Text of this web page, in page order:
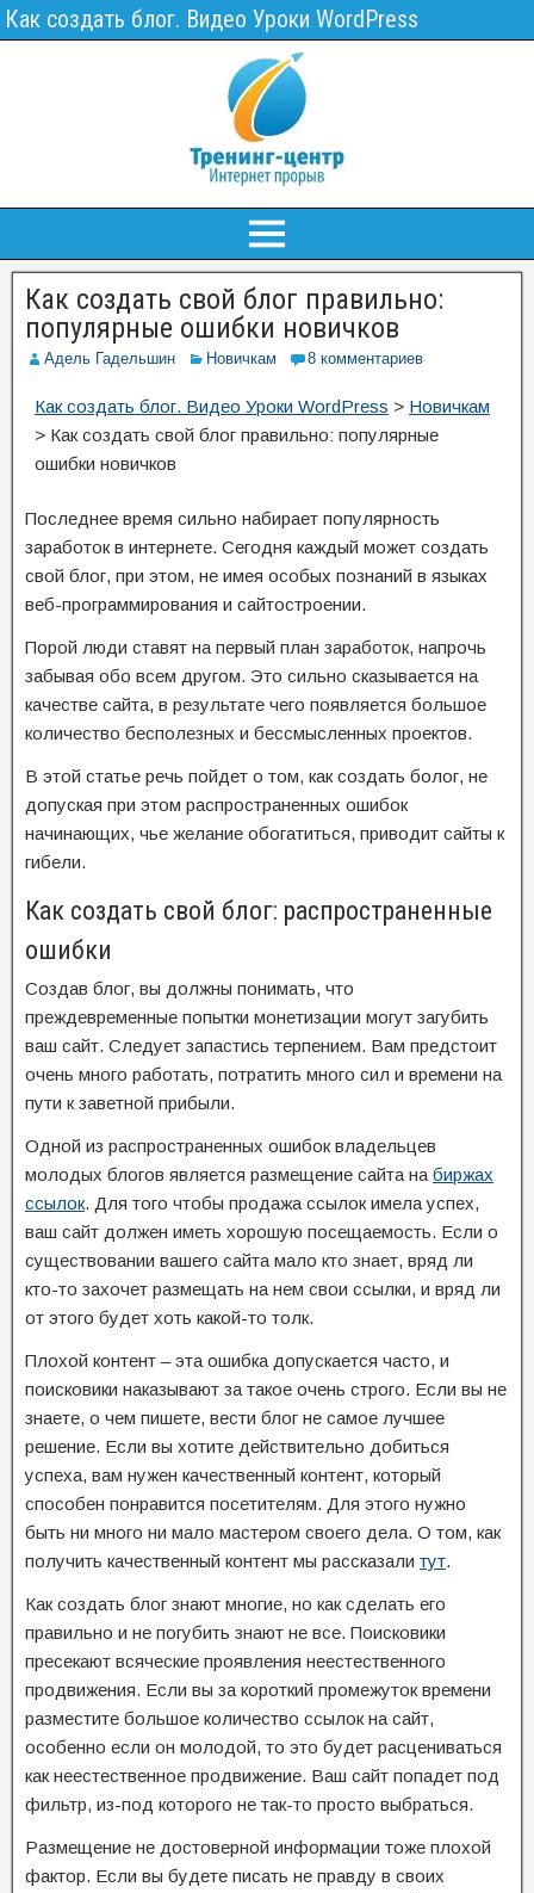
Как создать блог. Видео Уроки WordPress
Как создать свой блог правильно:
популярные ошибки новичков
Адель Гадельшин Новичкам 8 комментариев
Как создать блог. Видео Уроки WordPress > Новичкам
> Как создать свой блог правильно: популярные
ошибки новичков
Последнее время сильно набирает популярность
заработок в интернете. Сегодня каждый может создать
свой блог, при этом, не имея особых познаний в языках
веб-программирования и сайтостроении.
Порой люди ставят на первый план заработок, напрочь
забывая обо всем другом. Это сильно сказывается на
качестве сайта, в результате чего появляется большое
количество бесполезных и бессмысленных проектов.
В этой статье речь пойдет о том, как создать болог, не
допуская при этом распространенных ошибок
начинающих, чье желание обогатиться, приводит сайты к
гибели.
Как создать свой блог: распространенные
ошибки
Создав блог, вы должны понимать, что
преждевременные попытки монетизации могут загубить
ваш сайт. Следует запастись терпением. Вам предстоит
очень много работать, потратить много сил и времени на
пути к заветной прибыли.
Одной из распространенных ошибок владельцев
молодых блогов является размещение сайта на биржах
ссылок. Для того чтобы продажа ссылок имела успех,
ваш сайт должен иметь хорошую посещаемость. Если о
существовании вашего сайта мало кто знает, вряд ли
кто-то захочет размещать на нем свои ссылки, и вряд ли
от этого будет хоть какой-то толк.
Плохой контент – эта ошибка допускается часто, и
поисковики наказывают за такое очень строго. Если вы не
знаете, о чем пишете, вести блог не самое лучшее
решение. Если вы хотите действительно добиться
успеха, вам нужен качественный контент, который
способен понравится посетителям. Для этого нужно
быть ни много ни мало мастером своего дела. О том, как
получить качественный контент мы рассказали тут.
Как создать блог знают многие, но как сделать его
правильно и не погубить знают не все. Поисковики
пресекают всяческие проявления неестественного
продвижения. Если вы за короткий промежуток времени
разместите большое количество ссылок на сайт,
особенно если он молодой, то это будет расцениваться
как неестественное продвижение. Ваш сайт попадет под
фильтр, из-под которого не так-то просто выбраться.
Размещение не достоверной информации тоже плохой
фактор. Если вы будете писать не правду в своих